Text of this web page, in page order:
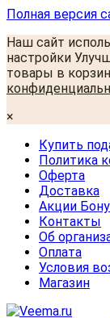
Полная версия
Наш сайт
настройки
товары в
×
Купить
Политика
Оферта
Доставка
Акции
Контакты
Об
Оплата
Условия
Магазин